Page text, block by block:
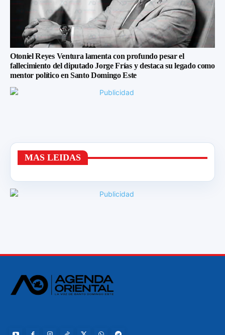
Otoniel Reyes Ventura lamenta con profundo pesar el
fallecimiento del diputado Jorge Frías y destaca su legado como
mentor político en Santo Domingo Este
MAS LEIDAS